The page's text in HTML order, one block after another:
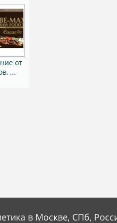
от
...
в Москве, СПб,